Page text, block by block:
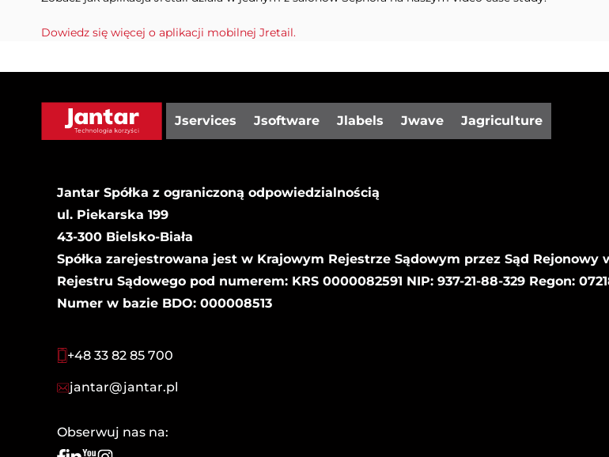
Dowiedz się więcej o aplikacji mobilnej Jretail.
Jservices Jsoftware Jlabels Jwave Jagriculture
Jantar Spółka z ograniczoną odpowiedzialnością
ul. Piekarska 199
43-300 Bielsko-Biała
Spółka zarejestrowana jest w Krajowym Rejestrze Sądowym przez Sąd Rejonowy
Rejestru Sądowego pod numerem: KRS 0000082591 NIP: 937-21-88-329 Regon:
Numer w bazie BDO: 000008513
+48 33 82 85 700
jantar@jantar.pl
Obserwuj nas na: